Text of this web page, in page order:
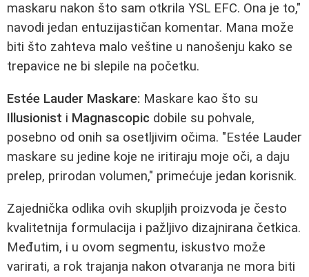
maskaru nakon što sam otkrila YSL EFC. Ona je to,"
navodi jedan entuzijastičan komentar. Mana može
biti što zahteva malo veštine u nanošenju kako se
trepavice ne bi slepile na početku.
Estée Lauder Maskare: Maskare kao što su
Illusionist i Magnascopic dobile su pohvale,
posebno od onih sa osetljivim očima. "Estée Lauder
maskare su jedine koje ne iritiraju moje oči, a daju
prelep, prirodan volumen," primećuje jedan korisnik.
Zajednička odlika ovih skupljih proizvoda je često
kvalitetnija formulacija i pažljivo dizajnirana četkica.
Međutim, i u ovom segmentu, iskustvo može
varirati, a rok trajanja nakon otvaranja ne mora biti